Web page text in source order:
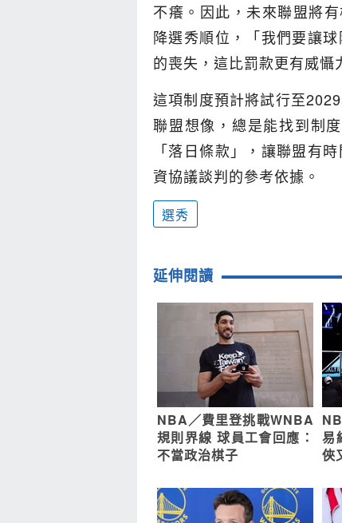
不癢。因此，未來聯盟將
降選秀順位，「我們要讓
的喪失，這比罰款更有威懾
這項制度預計將試行至
聯盟想像，總是能找到制
「落日條款」，讓聯盟有
資協議談判的參考依據。
選秀
延伸閱讀
NBA／費里登挑戰WNBA
規則界線 球員工會回應：
不當政治棋子
易
俠